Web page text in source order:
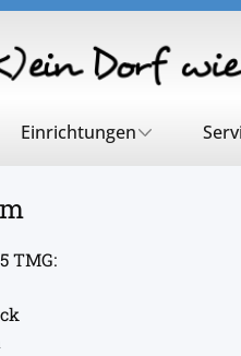
Einrichtungen
TMG: